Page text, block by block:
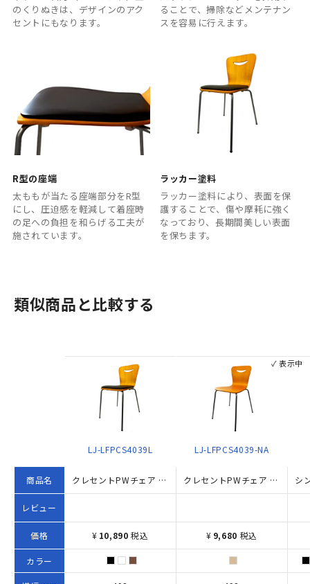
のくりぬきは、デザインのアク
セントにもなります。
ることで、掃除などメンテナン
スを容易に行えます。
R型の座端
太ももが当たる座端部分をR型
にし、圧迫感を軽減して着座時
の足への負担を和らげる工夫が
施されています。
ラッカー塗料
ラッカー塗料により、表面を保
護することで、傷や摩耗に強く
なっており、長期間美しい表面
を保ちます。
類似商品と比較する
商品名
レビュー
価格
カラー
LJ-LFPCS4039L
✓ 表示中
クレセントPWチェア 座パット付き（W492×D505×H771）
¥ 10,890 税込
LJ-LFPCS4039-NA
クレセントPWチェア W492×D505×H771 ブラウン
¥ 9,680 税込